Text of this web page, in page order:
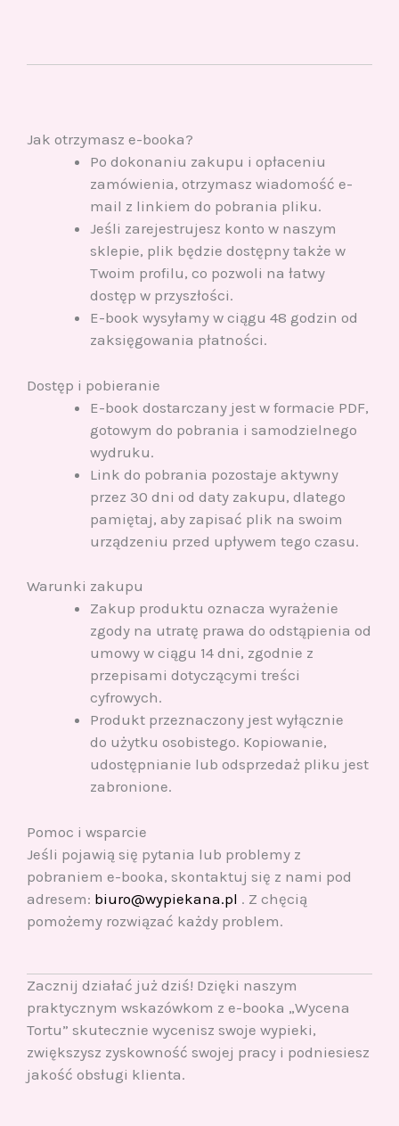
Jak otrzymasz e-booka?
Po dokonaniu zakupu i opłaceniu
zamówienia, otrzymasz wiadomość e-
mail z linkiem do pobrania pliku.
Jeśli zarejestrujesz konto w naszym
sklepie, plik będzie dostępny także w
Twoim profilu, co pozwoli na łatwy
dostęp w przyszłości.
E-book wysyłamy w ciągu 48 godzin od
zaksięgowania płatności.
Dostęp i pobieranie
E-book dostarczany jest w formacie PDF,
gotowym do pobrania i samodzielnego
wydruku.
Link do pobrania pozostaje aktywny
przez 30 dni od daty zakupu, dlatego
pamiętaj, aby zapisać plik na swoim
urządzeniu przed upływem tego czasu.
Warunki zakupu
Zakup produktu oznacza wyrażenie
zgody na utratę prawa do odstąpienia od
umowy w ciągu 14 dni, zgodnie z
przepisami dotyczącymi treści
cyfrowych.
Produkt przeznaczony jest wyłącznie
do użytku osobistego. Kopiowanie,
udostępnianie lub odsprzedaż pliku jest
zabronione.
Pomoc i wsparcie
Jeśli pojawią się pytania lub problemy z
pobraniem e-booka, skontaktuj się z nami pod
adresem: biuro@wypiekana.pl . Z chęcią
pomożemy rozwiązać każdy problem.
Zacznij działać już dziś! Dzięki naszym
praktycznym wskazówkom z e-booka „Wycena
Tortu” skutecznie wycenisz swoje wypieki,
zwiększysz zyskowność swojej pracy i podniesiesz
jakość obsługi klienta.